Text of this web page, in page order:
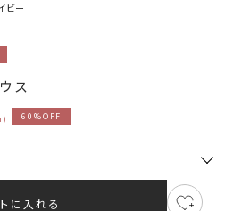
ビー
ス
60%OFF
に入れる